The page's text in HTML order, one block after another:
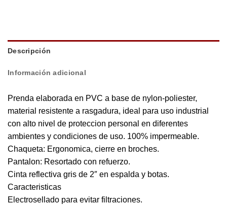
Descripción
Información adicional
Prenda elaborada en PVC a base de nylon-poliester,
material resistente a rasgadura, ideal para uso industrial
con alto nivel de proteccion personal en diferentes
ambientes y condiciones de uso. 100% impermeable.
Chaqueta: Ergonomica, cierre en broches.
Pantalon: Resortado con refuerzo.
Cinta reflectiva gris de 2″ en espalda y botas.
Caracteristicas
Electrosellado para evitar filtraciones.